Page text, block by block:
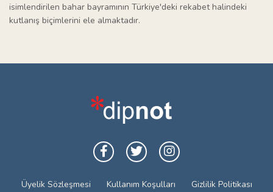
isimlendirilen bahar bayramının Türkiye'deki rekabet halindeki
kutlanış biçimlerini ele almaktadır.
Üyelik Sözleşmesi Kullanım Koşulları Gizlilik Politikası